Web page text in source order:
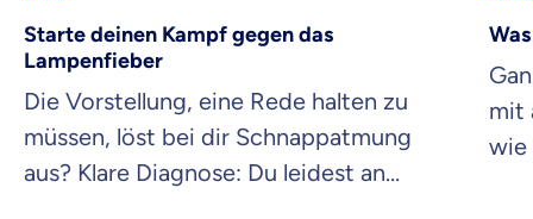
Starte deinen Kampf gegen das
Lampenfieber
Die Vorstellung, eine Rede halten zu
müssen, löst bei dir Schnappatmung
aus? Klare Diagnose: Du leidest an
mit
wie